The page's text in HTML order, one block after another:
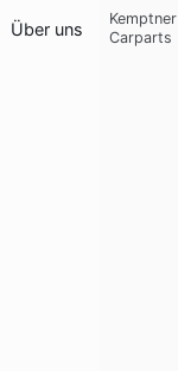
Über uns
Kemptner
Carparts